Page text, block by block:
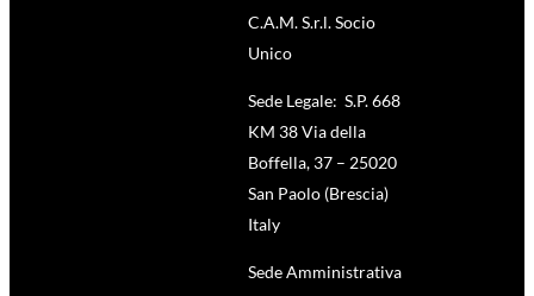
C.A.M. S.r.l. Socio
Unico
Sede Legale: S.P. 668
KM 38 Via della
Boffella, 37 – 25020
San Paolo (Brescia)
Italy
Sede Amministrativa